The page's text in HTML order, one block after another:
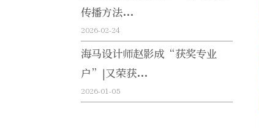
传播方法...
2026-02-24
海马设计师赵影成“获奖专业
户”|又荣获...
2026-01-05